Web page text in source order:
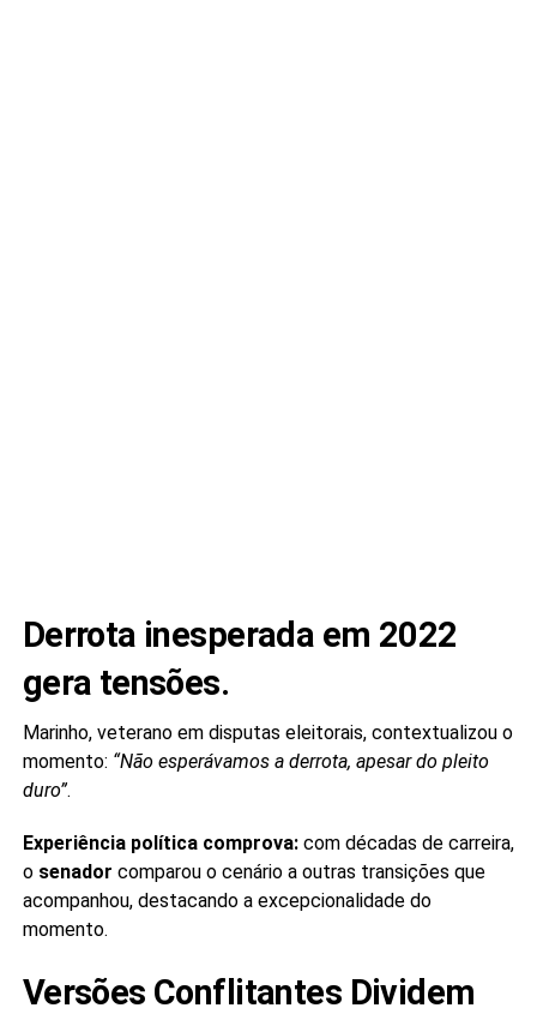
Derrota inesperada em 2022
gera tensões.
Marinho, veterano em disputas eleitorais, contextualizou o
momento: “Não esperávamos a derrota, apesar do pleito
duro”.
Experiência política comprova: com décadas de carreira,
o senador comparou o cenário a outras transições que
acompanhou, destacando a excepcionalidade do
momento.
Versões Conflitantes Dividem